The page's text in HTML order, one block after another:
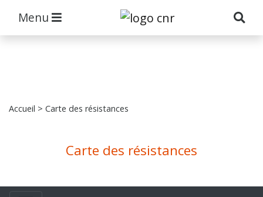
Menu
Accueil > Carte des résistances
Carte des résistances